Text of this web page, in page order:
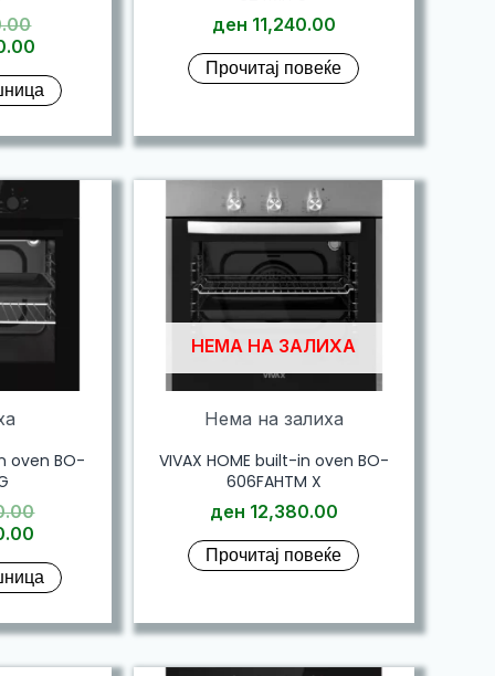
Original
price
ден 11,610.00.
is:
ден 10,990.00.
ден 11,240.00
Прочитај повеќе
oven BO-
Original
ден 13,050.00.
Current
is:
ден 12,350.00.
НЕМА НА ЗАЛИХА
Нема на залиха
VIVAX HOME built-in oven BO-
606FAHTM X
ден 12,380.00
Прочитај повеќе